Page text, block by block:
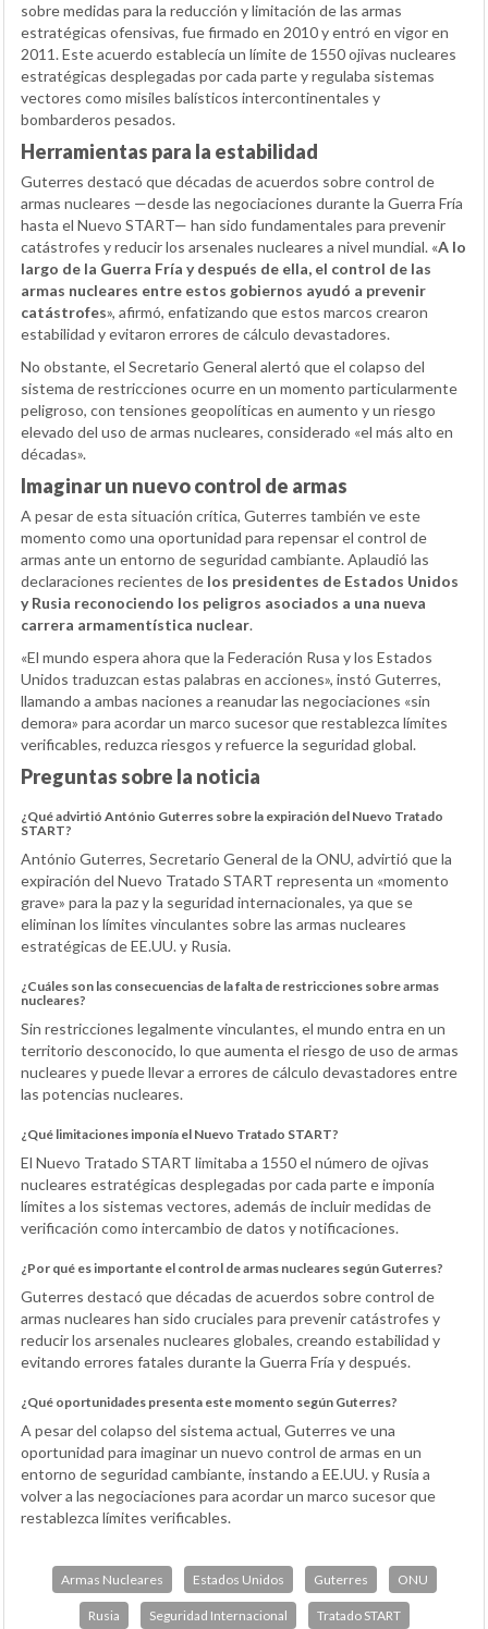
sobre medidas para la reducción y limitación de las armas
estratégicas ofensivas, fue firmado en 2010 y entró en vigor en
2011. Este acuerdo establecía un límite de 1550 ojivas nucleares
estratégicas desplegadas por cada parte y regulaba sistemas
vectores como misiles balísticos intercontinentales y
bombarderos pesados.
Herramientas para la estabilidad
Guterres destacó que décadas de acuerdos sobre control de
armas nucleares —desde las negociaciones durante la Guerra Fría
hasta el Nuevo START— han sido fundamentales para prevenir
catástrofes y reducir los arsenales nucleares a nivel mundial. «A lo
largo de la Guerra Fría y después de ella, el control de las
armas nucleares entre estos gobiernos ayudó a prevenir
catástrofes», afirmó, enfatizando que estos marcos crearon
estabilidad y evitaron errores de cálculo devastadores.
No obstante, el Secretario General alertó que el colapso del
sistema de restricciones ocurre en un momento particularmente
peligroso, con tensiones geopolíticas en aumento y un riesgo
elevado del uso de armas nucleares, considerado «el más alto en
décadas».
Imaginar un nuevo control de armas
A pesar de esta situación crítica, Guterres también ve este
momento como una oportunidad para repensar el control de
armas ante un entorno de seguridad cambiante. Aplaudió las
declaraciones recientes de los presidentes de Estados Unidos
y Rusia reconociendo los peligros asociados a una nueva
carrera armamentística nuclear.
«El mundo espera ahora que la Federación Rusa y los Estados
Unidos traduzcan estas palabras en acciones», instó Guterres,
llamando a ambas naciones a reanudar las negociaciones «sin
demora» para acordar un marco sucesor que restablezca límites
verificables, reduzca riesgos y refuerce la seguridad global.
Preguntas sobre la noticia
¿Qué advirtió António Guterres sobre la expiración del Nuevo Tratado
START?
António Guterres, Secretario General de la ONU, advirtió que la
expiración del Nuevo Tratado START representa un «momento
grave» para la paz y la seguridad internacionales, ya que se
eliminan los límites vinculantes sobre las armas nucleares
estratégicas de EE.UU. y Rusia.
¿Cuáles son las consecuencias de la falta de restricciones sobre armas
nucleares?
Sin restricciones legalmente vinculantes, el mundo entra en un
territorio desconocido, lo que aumenta el riesgo de uso de armas
nucleares y puede llevar a errores de cálculo devastadores entre
las potencias nucleares.
¿Qué limitaciones imponía el Nuevo Tratado START?
El Nuevo Tratado START limitaba a 1550 el número de ojivas
nucleares estratégicas desplegadas por cada parte e imponía
límites a los sistemas vectores, además de incluir medidas de
verificación como intercambio de datos y notificaciones.
¿Por qué es importante el control de armas nucleares según Guterres?
Guterres destacó que décadas de acuerdos sobre control de
armas nucleares han sido cruciales para prevenir catástrofes y
reducir los arsenales nucleares globales, creando estabilidad y
evitando errores fatales durante la Guerra Fría y después.
¿Qué oportunidades presenta este momento según Guterres?
A pesar del colapso del sistema actual, Guterres ve una
oportunidad para imaginar un nuevo control de armas en un
entorno de seguridad cambiante, instando a EE.UU. y Rusia a
volver a las negociaciones para acordar un marco sucesor que
restablezca límites verificables.
Armas Nucleares Estados Unidos Guterres ONU
Rusia Seguridad Internacional Tratado START